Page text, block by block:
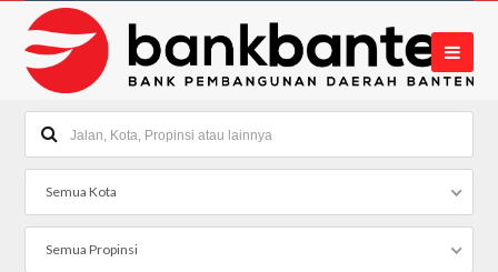
Semua Kota
Semua Propinsi